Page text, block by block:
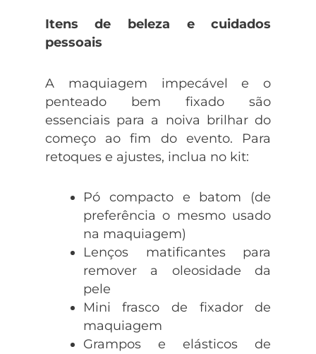
Itens de beleza e cuidados
pessoais
A maquiagem impecável e o
penteado bem fixado são
essenciais para a noiva brilhar do
começo ao fim do evento. Para
retoques e ajustes, inclua no kit:
Pó compacto e batom (de
preferência o mesmo usado
na maquiagem)
Lenços matificantes para
remover a oleosidade da
pele
Mini frasco de fixador de
maquiagem
Grampos e elásticos de